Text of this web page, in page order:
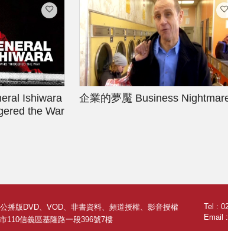
Ishiwara
the War
企業的夢魘 Business
播版DVD、VOD、非書資料、頻道授權、影音授權
110信義區基隆路一段396號7樓
Tel :
Email